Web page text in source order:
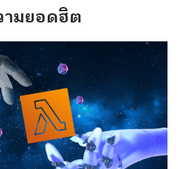
มยอดฮิต